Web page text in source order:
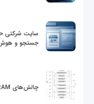
سایت شرکتی
جستجو و
چالش‌های RAM در Workloadهای محاسباتی HPC